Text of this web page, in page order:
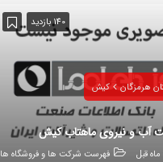
140 بازدید
هرمزگان کیش
آب و نیروی ماهتاب کیش
فهرست شرکت ها و فروشگاه ها